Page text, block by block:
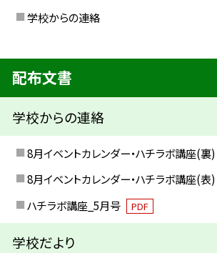
学校からの連絡
配布文書
学校からの連絡
8月イベントカレンダー・ハチラボ講座(裏)
8月イベントカレンダー・ハチラボ講座(表)
ハチラボ講座_5月号
PDF
学校だより